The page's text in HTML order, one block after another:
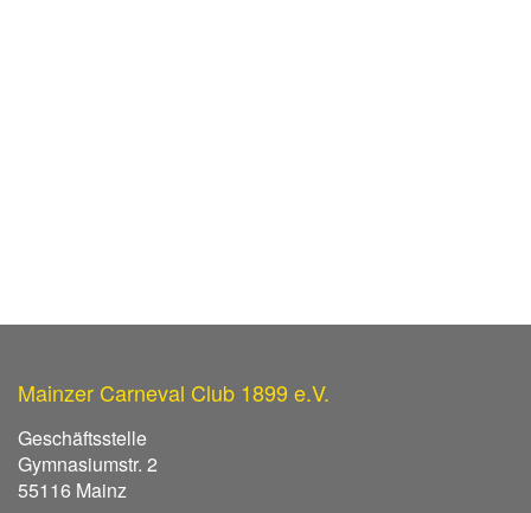
Mainzer Carneval Club 1899 e.V.
Geschäftsstelle
Gymnasiumstr. 2
55116 Mainz